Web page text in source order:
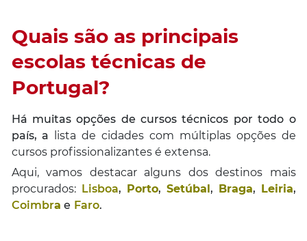
Quais são as principais
escolas técnicas de
Portugal?
Há muitas opções de cursos técnicos por todo o
país, a
lista de cidades com múltiplas opções de
cursos profissionalizantes é extensa.
Aqui, vamos destacar alguns dos destinos mais
procurados: Lisboa, Porto, Setúbal, Braga, Leiria,
Coimbra e Faro.